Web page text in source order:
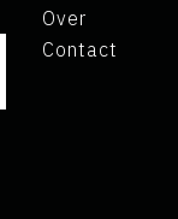
Over
Contact